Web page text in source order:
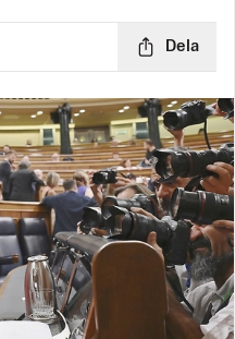
Dela